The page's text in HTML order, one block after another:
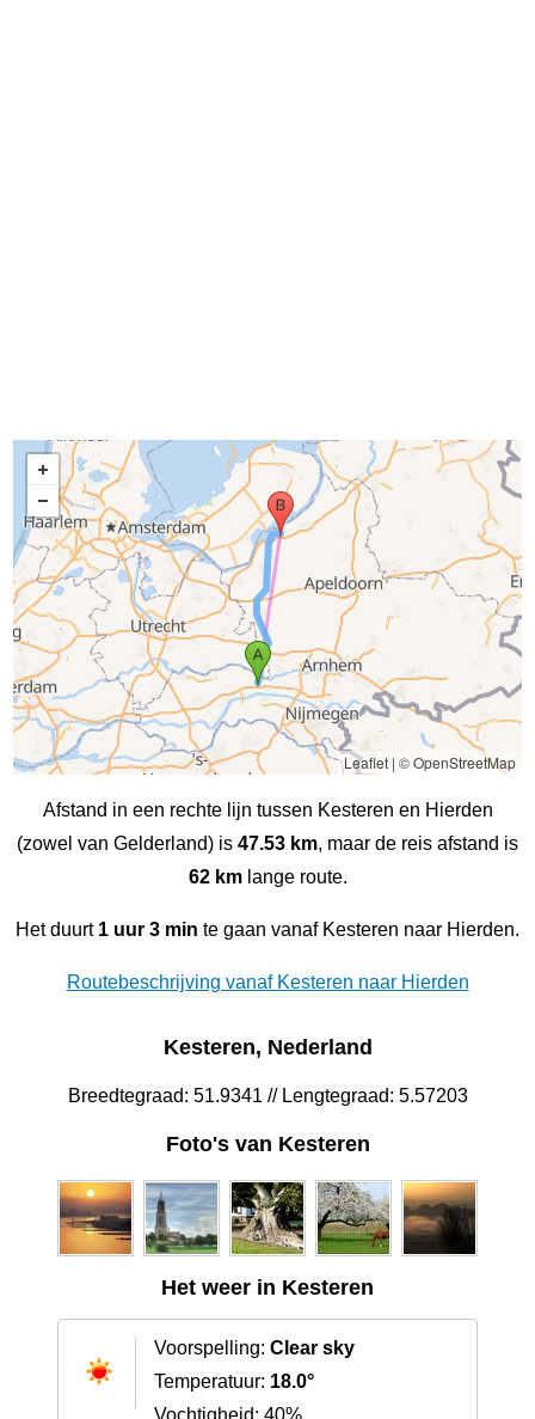
Leaflet| © OpenStreetMap
Afstand in een rechte lijn tussen Kesteren en Hierden
(zowel van Gelderland) is 47.53 km, maar de reis afstand is
62 kmlange route.
Het duurt 1 uur 3 min te gaan vanaf Kesteren naar Hierden.
Routebeschrijving vanaf Kesteren naar Hierden
Kesteren, Nederland
Breedtegraad: 51.9341 // Lengtegraad: 5.57203
Foto's van Kesteren
Het weer in Kesteren
Voorspelling: Clear sky
Temperatuur: 18.0°